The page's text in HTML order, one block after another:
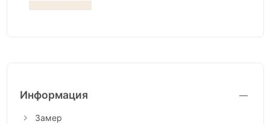
Информация
Замер